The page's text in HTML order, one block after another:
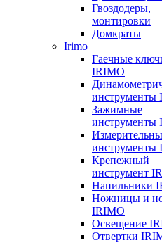
Гвоздодеры,
монтировки
Домкраты
Irimo
Гаечные
IRIMO
инструменты
Зажимные
инструменты
инструменты
Крепежный
инструмент
Напильники
Ножницы и
IRIMO
Освещение
Отвертки